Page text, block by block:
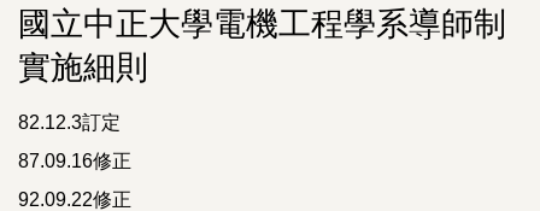
國立中正大學電機工程學系導師制
實施細則
82.12.3訂定
87.09.16修正
92.09.22修正